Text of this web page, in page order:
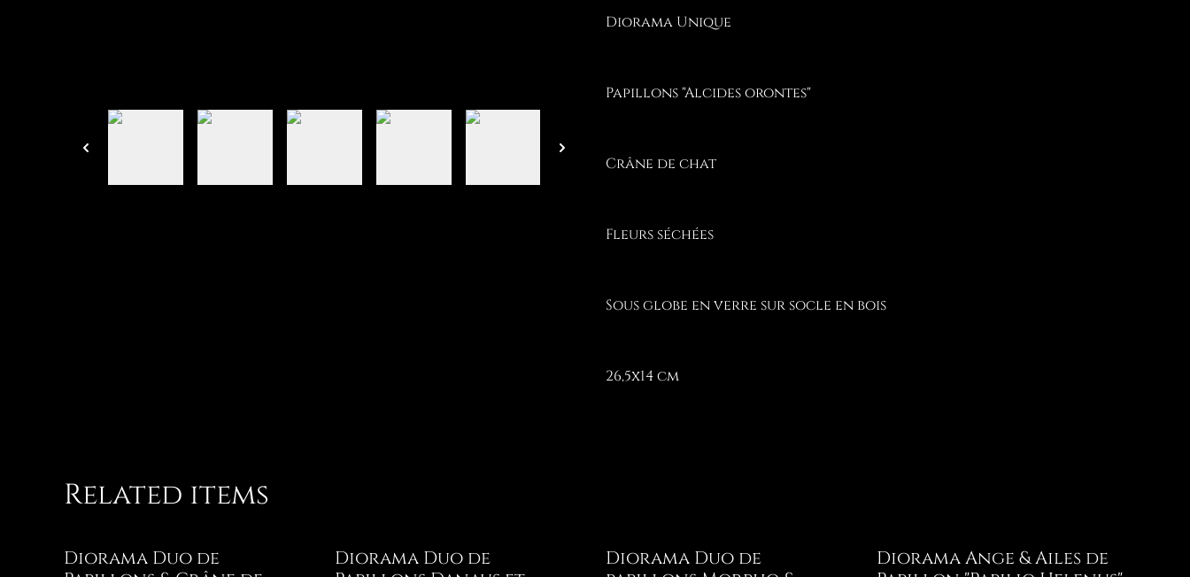
Diorama Unique
Papillons "Alcides orontes"
Crâne de chat
Fleurs séchées
Sous globe en verre sur socle en bois
26,5x14 cm
Related items
Diorama Duo de
Diorama Duo de
Diorama Duo de
Diorama Ange & Ailes de